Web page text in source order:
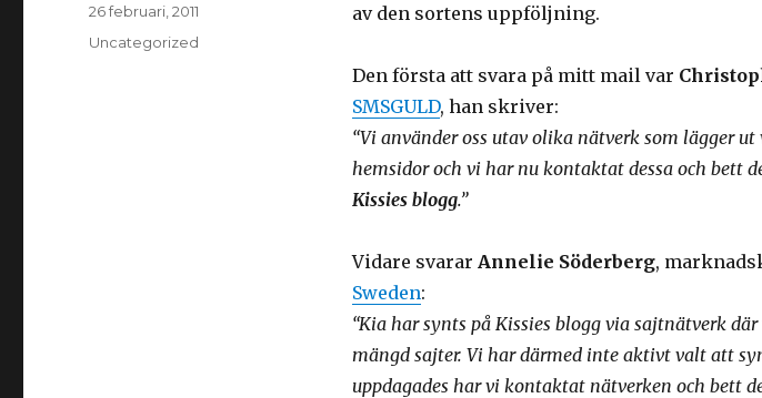
av den sortens uppföljning.
Den första att svara på mitt mail var
SMSGULD, han skriver:
“Vi använder oss utav olika nätverk som lägger
hemsidor och vi har nu kontaktat dessa och bett
Kissies blogg.”
Vidare svarar Annelie Söderberg,
Sweden:
“Kia har synts på Kissies blogg via sajtnätverk
mängd sajter. Vi har därmed inte aktivt valt att
uppdagades har vi kontaktat nätverken och bett
Postat
26 februari, 2011
Kategorier
Uncategorized